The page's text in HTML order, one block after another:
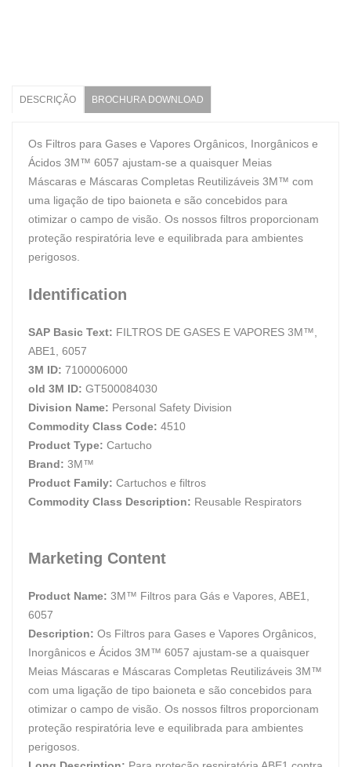
DESCRIÇÃO BROCHURA DOWNLOAD
Os Filtros para Gases e Vapores Orgânicos, Inorgânicos e
Ácidos 3M™ 6057 ajustam-se a quaisquer Meias
Máscaras e Máscaras Completas Reutilizáveis 3M™ com
uma ligação de tipo baioneta e são concebidos para
otimizar o campo de visão. Os nossos filtros proporcionam
proteção respiratória leve e equilibrada para ambientes
perigosos.
Identification
SAP Basic Text: FILTROS DE GASES E VAPORES 3M™,
ABE1, 6057
3M ID: 7100006000
old 3M ID: GT500084030
Division Name: Personal Safety Division
Commodity Class Code: 4510
Product Type: Cartucho
Brand: 3M™
Product Family: Cartuchos e filtros
Commodity Class Description: Reusable Respirators
Marketing Content
Product Name: 3M™ Filtros para Gás e Vapores, ABE1,
6057
Description: Os Filtros para Gases e Vapores Orgânicos,
Inorgânicos e Ácidos 3M™ 6057 ajustam-se a quaisquer
Meias Máscaras e Máscaras Completas Reutilizáveis 3M™
com uma ligação de tipo baioneta e são concebidos para
otimizar o campo de visão. Os nossos filtros proporcionam
proteção respiratória leve e equilibrada para ambientes
perigosos.